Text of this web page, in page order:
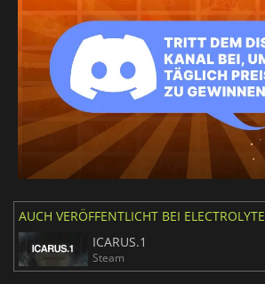
AUCH VERÖFFENTLICHT BEI ELECTROLYTE
ICARUS.1
Steam